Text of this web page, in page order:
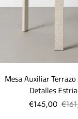
Mesa Auxiliar
Detalles
€145,00